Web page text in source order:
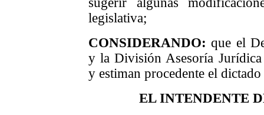
legislativa;
CONSIDERANDO:que el
y la División Asesoría
y estiman procedente el
EL INTENDENTE